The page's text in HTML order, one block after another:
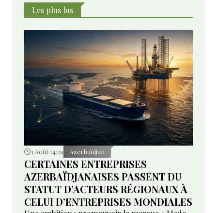
Les plus lus
3 Août 14:29 Azerbaïdjan
CERTAINES ENTREPRISES
AZERBAÏDJANAISES PASSENT DU
STATUT D’ACTEURS RÉGIONAUX À
CELUI D’ENTREPRISES MONDIALES